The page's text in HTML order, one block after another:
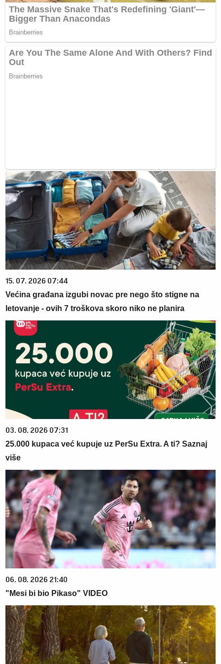
15. 07. 2026 07:44
Većina građana izgubi novac pre nego što stigne na
letovanje - ovih 7 troškova skoro niko ne planira
03. 08. 2026 07:31
25.000 kupaca već kupuje uz PerSu Extra. A ti? Saznaj
više
06. 08. 2026 21:40
"Mesi bi bio Pikaso" VIDEO